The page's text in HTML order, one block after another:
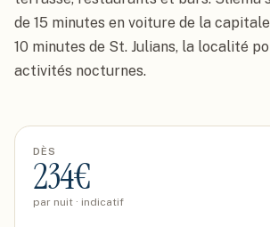
de 15 minutes en voiture de la
10 minutes de St. Julians, la localité
activités nocturnes.
DÈS
234€
par nuit · indicatif